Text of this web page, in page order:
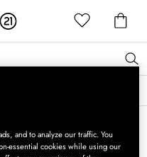
-tuotteista* →
and to analyze our traffic. You
essential cookies while using our